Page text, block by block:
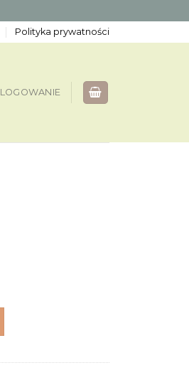
Polityka prywatności
LOGOWANIE